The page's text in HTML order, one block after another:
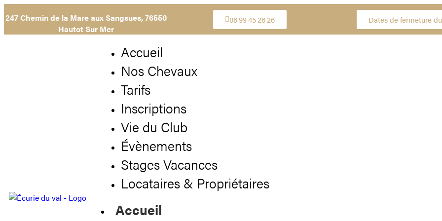
247 Chemin de la Mare aux Sangsues,76550
Hautot Sur Mer
06 99 45 26 26 Dates de fermeture
Accueil
Nos Chevaux
Tarifs
Inscriptions
Vie du Club
Évènements
Stages Vacances
Locataires & Propriétaires
Accueil